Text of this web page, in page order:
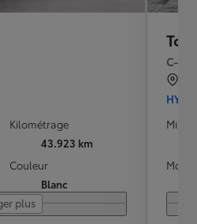
Kilométrage
43.923 km
Couleur
Blanc
plus
C-HIC
Mise